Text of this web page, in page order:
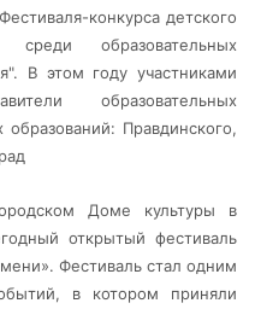
конкурса детского
образовательных
В этом году участниками
образовательных
Правдинского,
Доме культуры в
открытый фестиваль
Фестиваль стал одним
в котором приняли